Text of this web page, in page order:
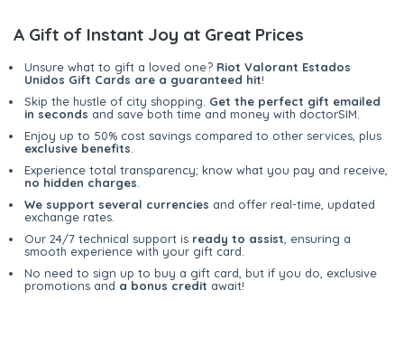
A Gift of Instant Joy at Great Prices
Unsure what to gift a loved one? Riot Valorant Estados
Unidos Gift Cards are a guaranteed hit!
Skip the hustle of city shopping. Get the perfect gift emailed
in seconds and save both time and money with doctorSIM.
Enjoy up to 50% cost savings compared to other services, plus
exclusive benefits
Experience total transparency; know what you pay and receive,
no hidden charges
We support several currencies and offer real-time, updated
exchange rates.
Our 24/7 technical support is ready to assist , ensuring a
smooth experience with your gift card.
No need to sign up to buy a gift card, but if you do, exclusive
promotions and a bonus credit await!